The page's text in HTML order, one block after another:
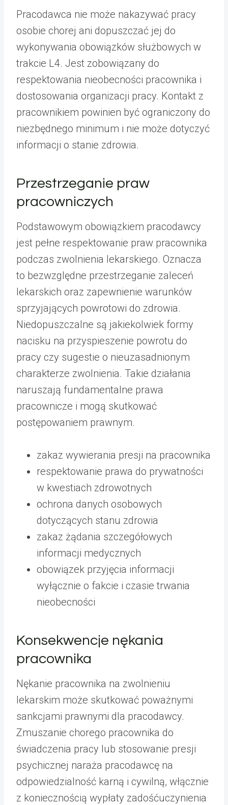
Pracodawca nie może nakazywać pracy
osobie chorej ani dopuszczać jej do
wykonywania obowiązków służbowych w
trakcie L4. Jest zobowiązany do
respektowania nieobecności pracownika i
dostosowania organizacji pracy. Kontakt z
pracownikiem powinien być ograniczony do
niezbędnego minimum i nie może dotyczyć
informacji o stanie zdrowia.
Przestrzeganie praw
pracowniczych
Podstawowym obowiązkiem pracodawcy
jest pełne respektowanie praw pracownika
podczas zwolnienia lekarskiego. Oznacza
to bezwzględne przestrzeganie zaleceń
lekarskich oraz zapewnienie warunków
sprzyjających powrotowi do zdrowia.
Niedopuszczalne są jakiekolwiek formy
nacisku na przyspieszenie powrotu do
pracy czy sugestie o nieuzasadnionym
charakterze zwolnienia. Takie działania
naruszają fundamentalne prawa
pracownicze i mogą skutkować
postępowaniem prawnym.
zakaz wywierania presji na pracownika
respektowanie prawa do prywatności
w kwestiach zdrowotnych
ochrona danych osobowych
dotyczących stanu zdrowia
zakaz żądania szczegółowych
informacji medycznych
obowiązek przyjęcia informacji
wyłącznie o fakcie i czasie trwania
nieobecności
Konsekwencje nękania
pracownika
Nękanie pracownika na zwolnieniu
lekarskim może skutkować poważnymi
sankcjami prawnymi dla pracodawcy.
Zmuszanie chorego pracownika do
świadczenia pracy lub stosowanie presji
psychicznej naraża pracodawcę na
odpowiedzialność karną i cywilną, włącznie
z koniecznością wypłaty zadośćuczynienia